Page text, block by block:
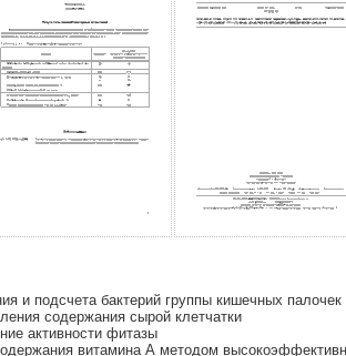
и подсчета бактерий группы кишечных
содержания сырой клетчатки
активности фитазы
витамина А методом